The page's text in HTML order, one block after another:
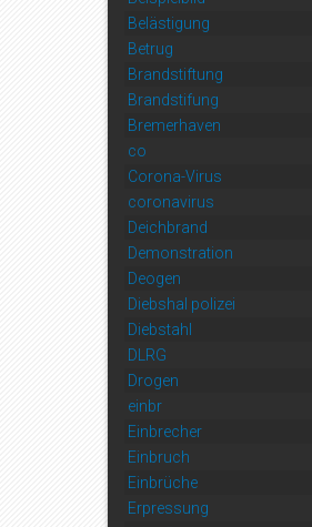
Belästigung
Betrug
Brandstiftung
Brandstifung
Bremerhaven
co
Corona-Virus
coronavirus
Deichbrand
Demonstration
Deogen
Diebshal polizei
Diebstahl
DLRG
Drogen
einbr
Einbrecher
Einbruch
Einbrüche
Erpressung